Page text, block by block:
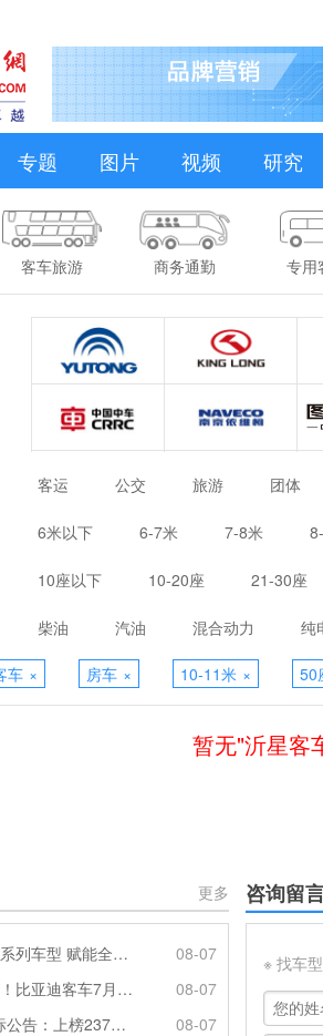
专题 图片 视频 研究
客车旅游 商务通勤 专用
客运 公交 旅游 团体
6米以下 6-7米 7-8米
10座以下 10-20座 21-30座
柴油 汽油 混合动力 纯
车 × 房车 × 10-11米 × 50
暂无"沂星客
更多
金旅客车发布“乾途”系列车型 赋能全球客运产业提质升级
08-07
淡季实现逆势“双增”！比亚迪客车7月热销620辆创新高
08-07
第90批公路客车达标公告：上榜237款创次高，混动\燃料电池缺席
08-07
咨询留
※ 找车